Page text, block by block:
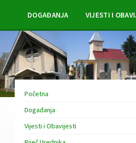
sidebar
DOGAĐANJA VIJESTI I
Početna
Događanja
Vijesti i Obavijesti